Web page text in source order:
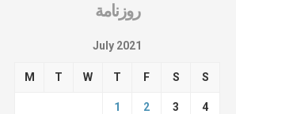
روزنامة
July 2021
M T W T F S S
1 2 3 4